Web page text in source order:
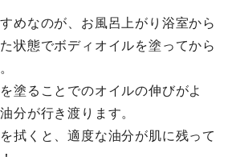
めなのが、お風呂上がり浴室から
状態でボディオイルを塗ってから
塗ることでのオイルの伸びがよ
分が行き渡ります。
拭くと、適度な油分が肌に残って